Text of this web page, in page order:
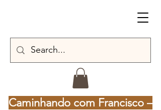
Caminhando com Francisco –